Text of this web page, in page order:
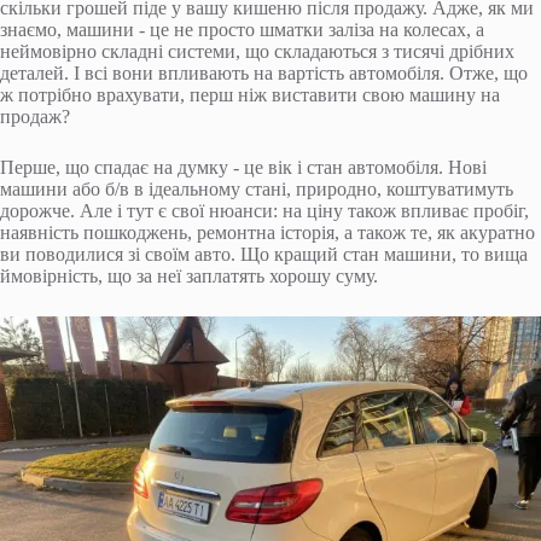
скільки грошей піде у вашу кишеню після продажу. Адже, як ми
знаємо, машини - це не просто шматки заліза на колесах, а
неймовірно складні системи, що складаються з тисячі дрібних
деталей. І всі вони впливають на вартість автомобіля. Отже, що
ж потрібно врахувати, перш ніж виставити свою машину на
продаж?
Перше, що спадає на думку - це вік і стан автомобіля. Нові
машини або б/в в ідеальному стані, природно, коштуватимуть
дорожче. Але і тут є свої нюанси: на ціну також впливає пробіг,
наявність пошкоджень, ремонтна історія, а також те, як акуратно
ви поводилися зі своїм авто. Що кращий стан машини, то вища
ймовірність, що за неї заплатять хорошу суму.